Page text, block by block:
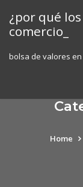
content
¿por qué
comercio_
bolsa de valores
Home